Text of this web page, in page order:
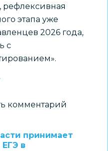
рефлексивная
этапа уже
2026 года,
с
комментарий
принимает
в